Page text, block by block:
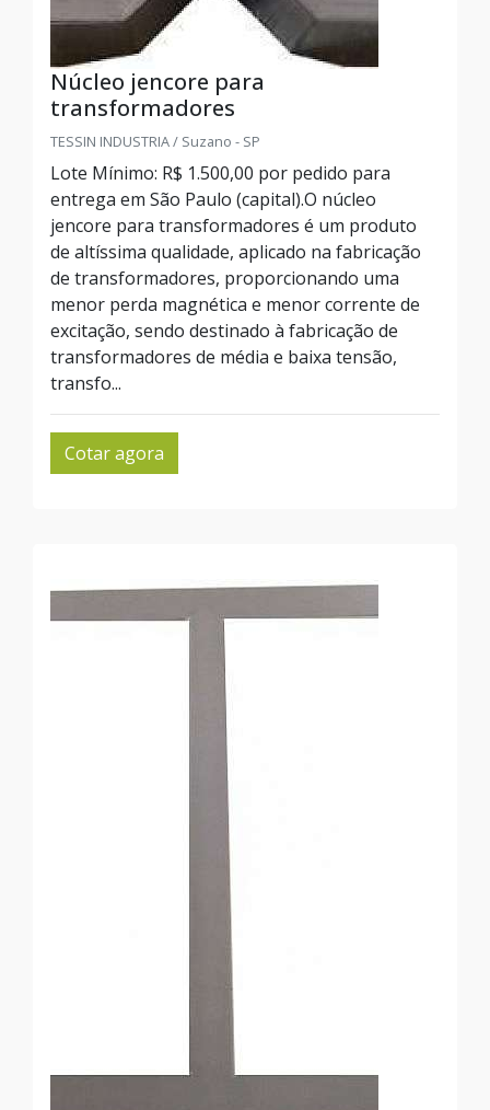
Núcleo jencore para
transformadores
TESSIN INDUSTRIA / Suzano - SP
Lote Mínimo: R$ 1.500,00 por pedido para
entrega em São Paulo (capital).O núcleo
jencore para transformadores é um produto
de altíssima qualidade, aplicado na fabricação
de transformadores, proporcionando uma
menor perda magnética e menor corrente de
excitação, sendo destinado à fabricação de
transformadores de média e baixa tensão,
transfo...
Cotar agora